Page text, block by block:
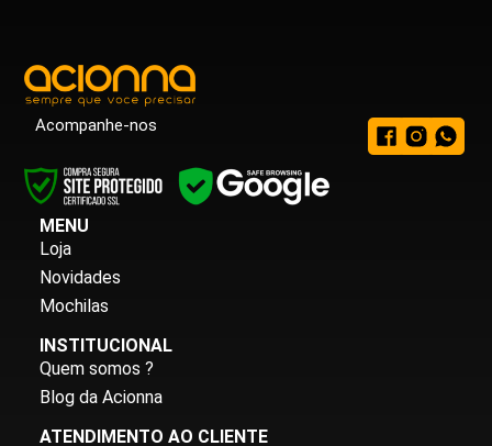
Acompanhe-nos
MENU
Loja
Novidades
Mochilas
INSTITUCIONAL
Quem somos ?
Blog da Acionna
ATENDIMENTO AO CLIENTE